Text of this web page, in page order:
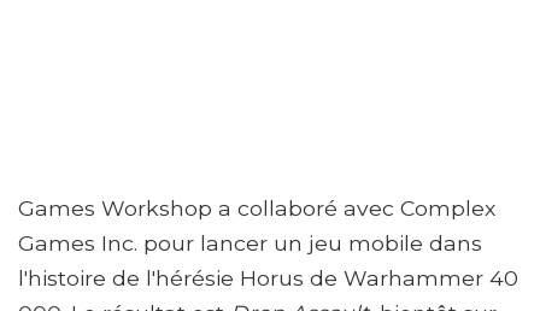
Games Workshop a collaboré avec Complex
Games Inc. pour lancer un jeu mobile dans
l'histoire de l'hérésie Horus de Warhammer 40